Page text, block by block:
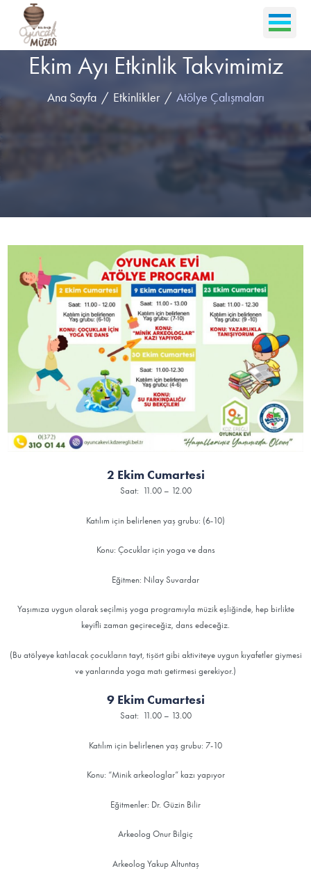
Ekim Ayı Etkinlik Takvimimiz
Ana Sayfa Etkinlikler Atölye Çalışmaları
2 Ekim Cumartesi
Saat: 11.00 – 12.00
Katılım için belirlenen yaş grubu: (6-10)
Konu: Çocuklar için yoga ve dans
Eğitmen: Nilay Suvardar
Yaşımıza uygun olarak seçilmiş yoga programıyla müzik eşliğinde, hep birlikte
keyifli zaman geçireceğiz, dans edeceğiz.
(Bu atölyeye katılacak çocukların tayt, tişört gibi aktiviteye uygun kıyafetler giymesi
ve yanlarında yoga matı getirmesi gerekiyor.)
9 Ekim Cumartesi
Saat: 11.00 – 13.00
Katılım için belirlenen yaş grubu: 7-10
Konu: “Minik arkeologlar” kazı yapıyor
Eğitmenler: Dr. Güzin Bilir
Arkeolog Onur Bilgiç
Arkeolog Yakup Altuntaş